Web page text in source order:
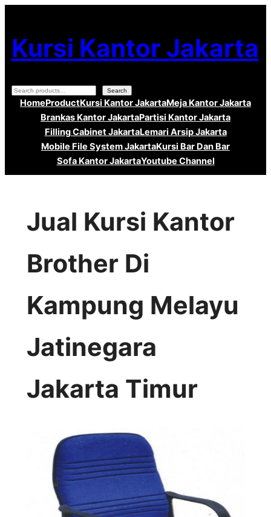
ke
konten
Kursi Kantor Jakarta
Search Search
HomeProductKursi Kantor JakartaMeja Kantor Jakarta
Brankas Kantor JakartaPartisi Kantor Jakarta
Filling Cabinet JakartaLemari Arsip Jakarta
Mobile File System JakartaKursi Bar Dan Bar
Sofa Kantor JakartaYoutube Channel
Jual Kursi Kantor
Brother Di
Kampung Melayu
Jatinegara
Jakarta Timur